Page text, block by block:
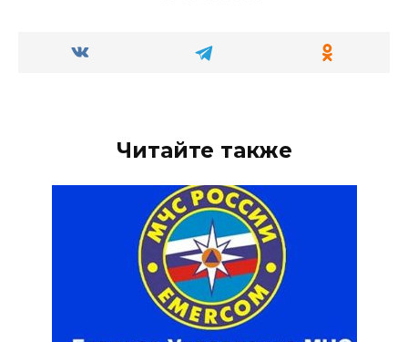
Читайте также